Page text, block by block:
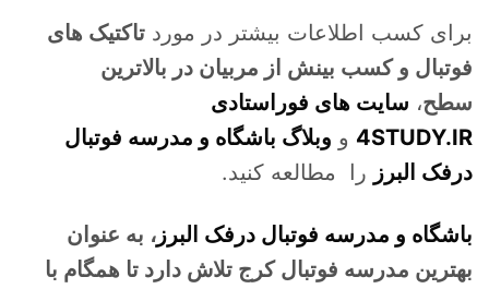
برای کسب اطلاعات بیشتر در موردتاکتیک های
فوتبال و کسب بینش از مربیان در بالاترین
سطح، سایت های فوراستادی
4STUDY.IR و وبلاگ باشگاه و مدرسه فوتبال
درفک البرز را مطالعه کنید.
باشگاه و مدرسه فوتبال درفک البرز، به عنوان
بهترین مدرسه فوتبال کرج تلاش دارد تا همگام با